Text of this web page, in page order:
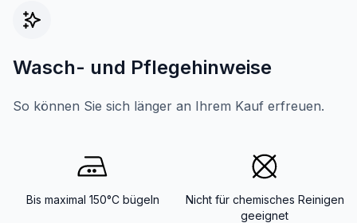
Wasch- und Pflegehinweise
So können Sie sich länger an Ihrem Kauf erfreuen.
Bis maximal 150°C bügeln
Nicht für chemisches Reinigen
geeignet